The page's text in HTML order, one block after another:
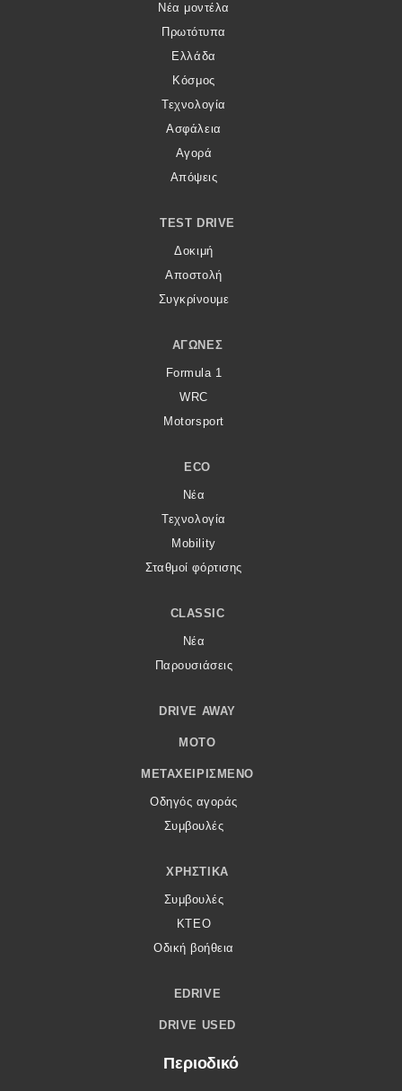
Νέα μοντέλα
Πρωτότυπα
Ελλάδα
Κόσμος
Τεχνολογία
Ασφάλεια
Αγορά
Απόψεις
TEST DRIVE
Δοκιμή
Αποστολή
Συγκρίνουμε
ΑΓΏΝΕΣ
Formula 1
WRC
Motorsport
ECO
Νέα
Τεχνολογία
Mobility
Σταθμοί φόρτισης
CLASSIC
Νέα
Παρουσιάσεις
DRIVE AWAY
MOTO
ΜΕΤΑΧΕΙΡΙΣΜΈΝΟ
Οδηγός αγοράς
Συμβουλές
ΧΡΗΣΤΙΚΆ
Συμβουλές
ΚΤΕΟ
Οδική βοήθεια
EDRIVE
DRIVE USED
Περιοδικό